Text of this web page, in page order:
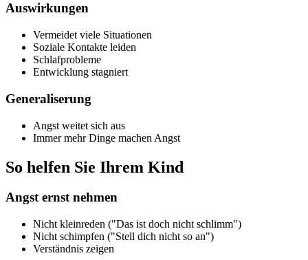
Auswirkungen
Vermeidet viele Situationen
Soziale Kontakte leiden
Schlafprobleme
Entwicklung stagniert
Generaliserung
Angst weitet sich aus
Immer mehr Dinge machen Angst
So helfen Sie Ihrem Kind
Angst ernst nehmen
Nicht kleinreden ("Das ist doch nicht schlimm")
Nicht schimpfen ("Stell dich nicht so an")
Verständnis zeigen